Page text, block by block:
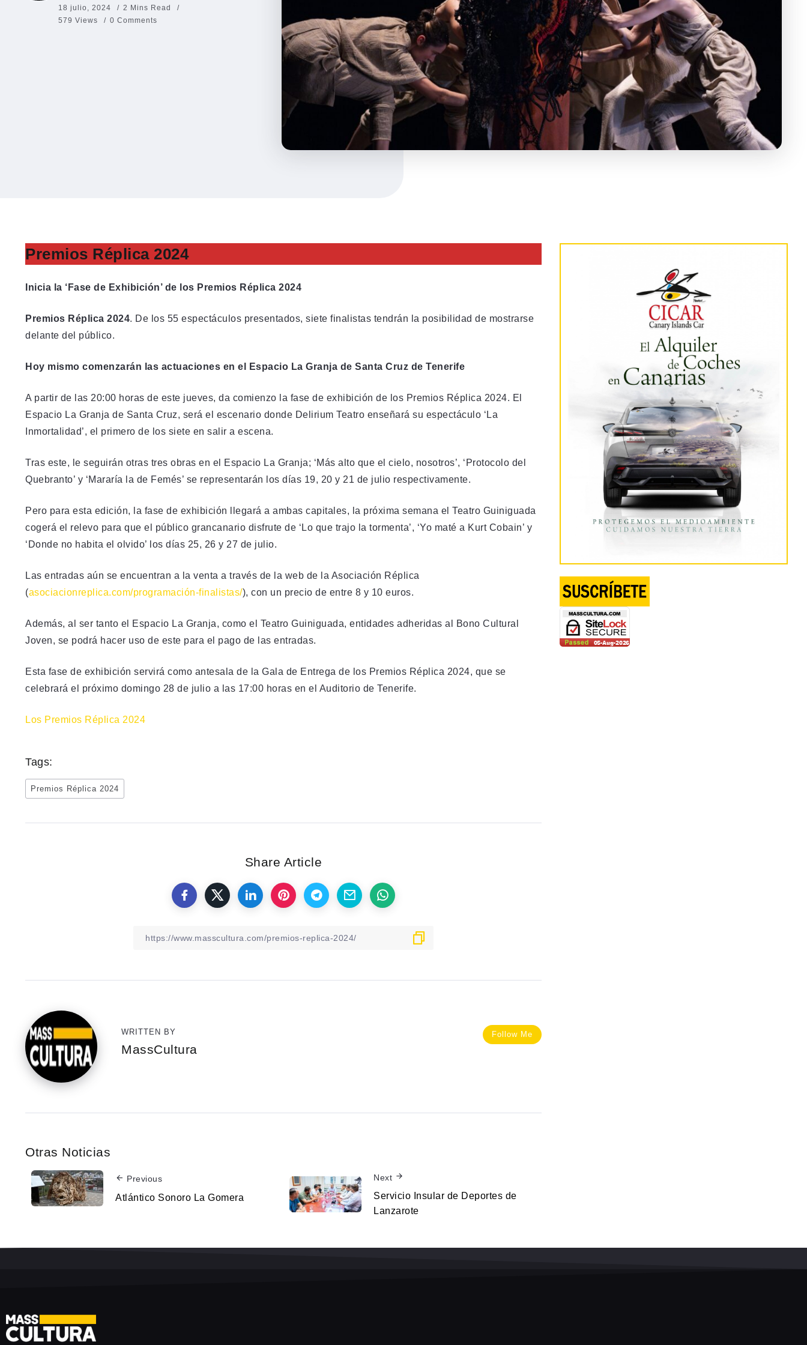
18 julio, 2024
2 Mins Read
579 Views
0 Comments
Premios Réplica 2024
Inicia la ‘Fase de Exhibición’ de los Premios Réplica 2024
Premios Réplica 2024. De los 55 espectáculos presentados, siete finalistas tendrán la posibilidad de mostrarse
delante del público.
Hoy mismo comenzarán las actuaciones en el Espacio La Granja de Santa Cruz de Tenerife
A partir de las 20:00 horas de este jueves, da comienzo la fase de exhibición de los Premios Réplica 2024. El
Espacio La Granja de Santa Cruz, será el escenario donde Delirium Teatro enseñará su espectáculo ‘La
Inmortalidad’, el primero de los siete en salir a escena.
Tras este, le seguirán otras tres obras en el Espacio La Granja; ‘Más alto que el cielo, nosotros’, ‘Protocolo del
Quebranto’ y ‘Mararía la de Femés’ se representarán los días 19, 20 y 21 de julio respectivamente.
Pero para esta edición, la fase de exhibición llegará a ambas capitales, la próxima semana el Teatro Guiniguada
cogerá el relevo para que el público grancanario disfrute de ‘Lo que trajo la tormenta’, ‘Yo maté a Kurt Cobain’ y
‘Donde no habita el olvido’ los días 25, 26 y 27 de julio.
Las entradas aún se encuentran a la venta a través de la web de la Asociación Réplica
(asociacionreplica.com/programación-finalistas/), con un precio de entre 8 y 10 euros.
Además, al ser tanto el Espacio La Granja, como el Teatro Guiniguada, entidades adheridas al Bono Cultural
Joven, se podrá hacer uso de este para el pago de las entradas.
Esta fase de exhibición servirá como antesala de la Gala de Entrega de los Premios Réplica 2024, que se
celebrará el próximo domingo 28 de julio a las 17:00 horas en el Auditorio de Tenerife.
Los Premios Réplica 2024
Tags:
Premios Réplica 2024
Share Article
Follow Me
WRITTEN BY
MassCultura
Otras Noticias
Previous
Atlántico Sonoro La Gomera
Next
Servicio Insular de Deportes de
Lanzarote